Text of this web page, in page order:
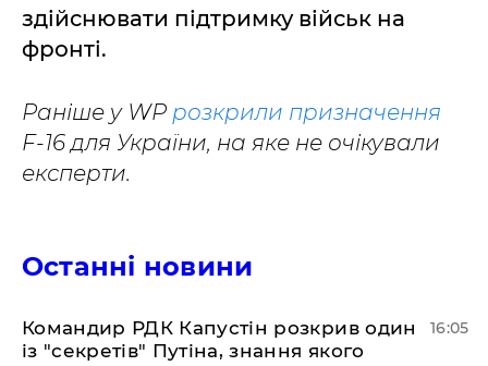
здійснювати підтримку військ на
фронті.
Раніше у WP розкрили призначення
F-16 для України, на яке не очікували
експерти.
Останні новини
Командир РДК Капустін розкрив один
із "секретів" Путіна, знання якого
16:05